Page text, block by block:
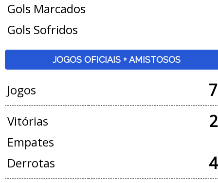
Gols Marcados
Gols Sofridos
JOGOS OFICIAIS + AMISTOSOS
Jogos
Vitórias
Empates
Derrotas